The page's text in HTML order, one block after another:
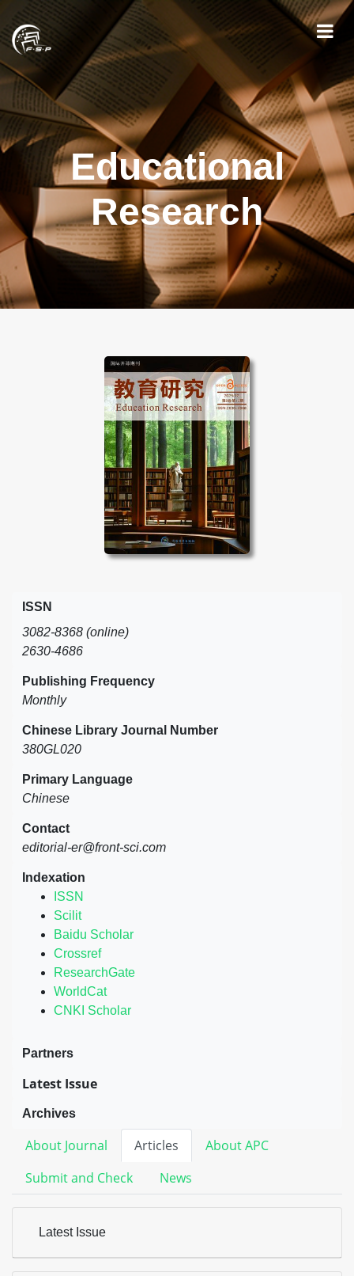
Educational
Research
ISSN
3082-8368 (online)
2630-4686
Publishing Frequency
Monthly
Chinese Library Journal Number
380GL020
Primary Language
Chinese
Contact
editorial-er@front-sci.com
Indexation
ISSN
Scilit
Baidu Scholar
Crossref
ResearchGate
WorldCat
CNKI Scholar
Partners
Latest Issue
Archives
About Journal Articles
About APC
Submit and Check
News
Latest Issue